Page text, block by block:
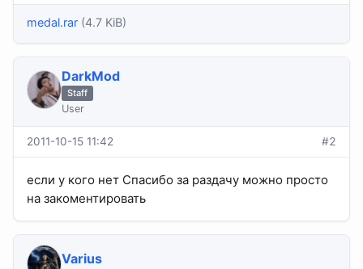
medal.rar (4.7 KiB)
DarkMod
Staff
User
2011-10-15 11:42 #2
если у кого нет Спасибо за раздачу можно просто
на закоментировать
Varius